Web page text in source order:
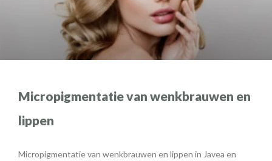
Micropigmentatie van wenkbrauwen en
lippen
Micropigmentatie van wenkbrauwen en lippen in Javea en